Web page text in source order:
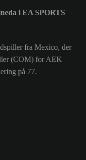
i EA SPORTS
fra Mexico, der
(COM) for AEK
på 77.